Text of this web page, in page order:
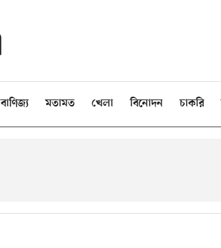
বাণিজ্য মতামত খেলা বিনোদন চাকরি